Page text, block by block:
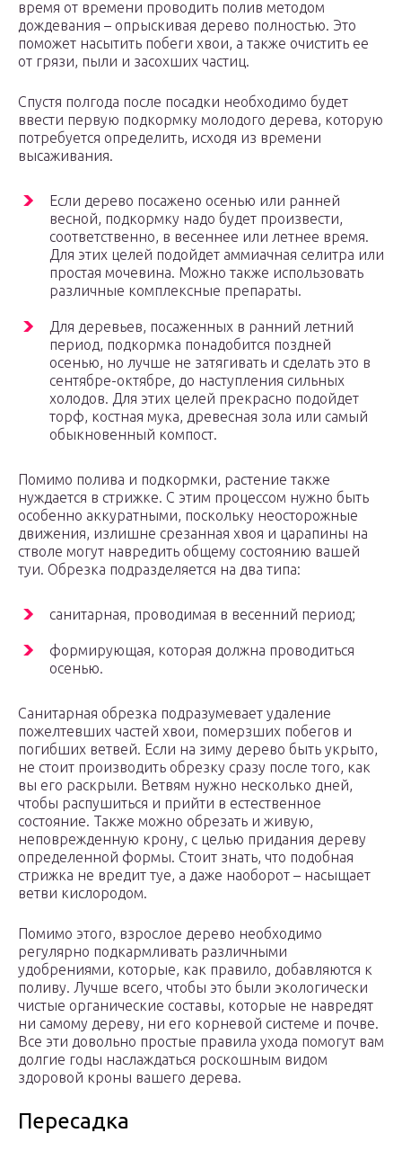
время от времени проводить полив методом
дождевания – опрыскивая дерево полностью. Это
поможет насытить побеги хвои, а также очистить ее
от грязи, пыли и засохших частиц.
Спустя полгода после посадки необходимо будет
ввести первую подкормку молодого дерева, которую
потребуется определить, исходя из времени
высаживания.
Если дерево посажено осенью или ранней
весной, подкормку надо будет произвести,
соответственно, в весеннее или летнее время.
Для этих целей подойдет аммиачная селитра или
простая мочевина. Можно также использовать
различные комплексные препараты.
Для деревьев, посаженных в ранний летний
период, подкормка понадобится поздней
осенью, но лучше не затягивать и сделать это в
сентябре-октябре, до наступления сильных
холодов. Для этих целей прекрасно подойдет
торф, костная мука, древесная зола или самый
обыкновенный компост.
Помимо полива и подкормки, растение также
нуждается в стрижке. С этим процессом нужно быть
особенно аккуратными, поскольку неосторожные
движения, излишне срезанная хвоя и царапины на
стволе могут навредить общему состоянию вашей
туи. Обрезка подразделяется на два типа:
санитарная, проводимая в весенний период;
формирующая, которая должна проводиться
осенью.
Санитарная обрезка подразумевает удаление
пожелтевших частей хвои, померзших побегов и
погибших ветвей. Если на зиму дерево быть укрыто,
не стоит производить обрезку сразу после того, как
вы его раскрыли. Ветвям нужно несколько дней,
чтобы распушиться и прийти в естественное
состояние. Также можно обрезать и живую,
неповрежденную крону, с целью придания дереву
определенной формы. Стоит знать, что подобная
стрижка не вредит туе, а даже наоборот – насыщает
ветви кислородом.
Помимо этого, взрослое дерево необходимо
регулярно подкармливать различными
удобрениями, которые, как правило, добавляются к
поливу. Лучше всего, чтобы это были экологически
чистые органические составы, которые не навредят
ни самому дереву, ни его корневой системе и почве.
Все эти довольно простые правила ухода помогут вам
долгие годы наслаждаться роскошным видом
здоровой кроны вашего дерева.
Пересадка